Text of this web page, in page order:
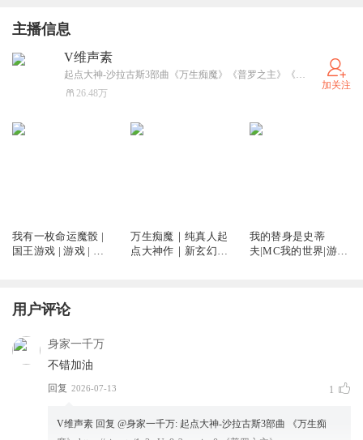
主播信息
V维声素
起点大神-沙拉古斯3部曲《万生痴魔》《普罗之主》《掌灯判官》重磅上线，爆更爽听中
26.48万
加关注
我有一枚命运魔骰 |
国王游戏 | 游戏 | 求
万生痴魔｜纯真人起
点大神作｜新玄幻｜
我的替身是史蒂
夫|MC我的世界|游戏|
用户评论
身家一千万
不错加油
回复 2026-07-13 1
V维声素 回复 @身家一千万: 起点大神-沙拉古斯3部曲 《万生痴